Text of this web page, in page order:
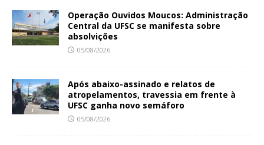
Operação Ouvidos Moucos: Administração
Central da UFSC se manifesta sobre
absolvições
05/08/2026
Após abaixo-assinado e relatos de
atropelamentos, travessia em frente à
UFSC ganha novo semáforo
05/08/2026